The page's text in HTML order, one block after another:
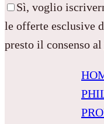
Sì, voglio
le offerte esclusive
presto il consenso al